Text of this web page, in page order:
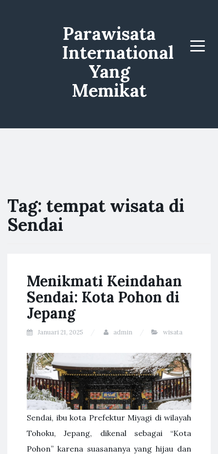
Parawisata
International
Yang
Memikat
Menu
Tag: tempat wisata di
Sendai
Menikmati Keindahan
Sendai: Kota Pohon di
Jepang
Januari 21, 2025 admin wisata
Sendai, ibu kota Prefektur Miyagi di wilayah
Tohoku, Jepang, dikenal sebagai “Kota
Pohon” karena suasananya yang hijau dan